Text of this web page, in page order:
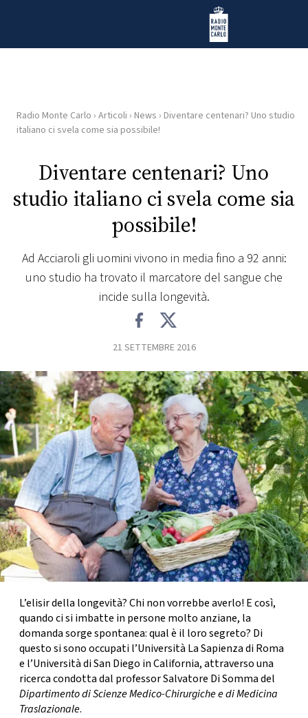
Radio Monte Carlo
HOME
RADIO
WEB
PLAYLIST
CONCORSI
EVENTI
VIDEO
TV
PRINCIPATO
DI
MONACO
RMC
CONSIGLIA
Radio Monte Carlo › Articoli › News › Diventare centenari? Uno studio
italiano ci svela come sia possibile!
Diventare centenari? Uno
studio italiano ci svela come sia
possibile!
Ad Acciaroli gli uomini vivono in media fino a 92 anni:
uno studio ha trovato il marcatore del sangue che
incide sulla longevità.
21 SETTEMBRE 2016
L’elisir della longevità? Chi non vorrebbe averlo! E così,
quando ci si imbatte in persone molto anziane, la
domanda sorge spontanea: qual è il loro segreto? Di
questo si sono occupatil’Università La Sapienza di Roma
e l’Università di San Diego in California, attraverso una
ricerca condotta dal professorSalvatore Di Sommadel
Dipartimento di Scienze Medico-Chirurgiche e di Medicina
Traslazionale.